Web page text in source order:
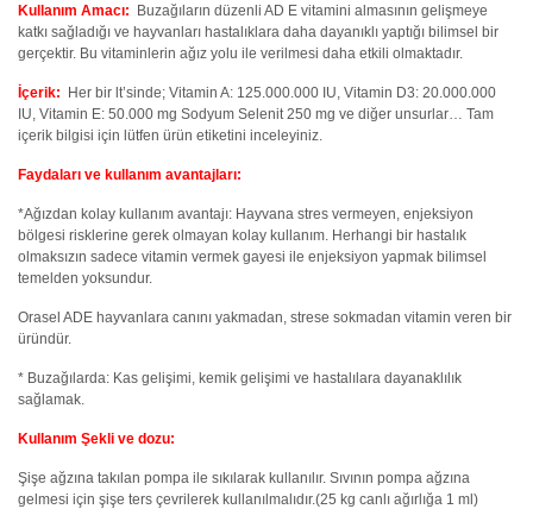
Kullanım Amacı:
Buzağıların düzenli AD E vitamini almasının gelişmeye
katkı sağladığı ve hayvanları hastalıklara daha dayanıklı yaptığı bilimsel bir
gerçektir. Bu vitaminlerin ağız yolu ile verilmesi daha etkili olmaktadır.
İçerik:
Her bir lt’sinde; Vitamin A: 125.000.000 IU, Vitamin D3: 20.000.000
IU, Vitamin E: 50.000 mg Sodyum Selenit 250 mg ve diğer unsurlar… Tam
içerik bilgisi için lütfen ürün etiketini inceleyiniz.
Faydaları ve kullanım avantajları:
*Ağızdan kolay kullanım avantajı: Hayvana stres vermeyen, enjeksiyon
bölgesi risklerine gerek olmayan kolay kullanım. Herhangi bir hastalık
olmaksızın sadece vitamin vermek gayesi ile enjeksiyon yapmak bilimsel
temelden yoksundur.
Orasel ADE hayvanlara canını yakmadan, strese sokmadan vitamin veren bir
üründür.
* Buzağılarda: Kas gelişimi, kemik gelişimi ve hastalılara dayanaklılık
sağlamak.
Kullanım Şekli ve dozu:
Şişe ağzına takılan pompa ile sıkılarak kullanılır. Sıvının pompa ağzına
gelmesi için şişe ters çevrilerek kullanılmalıdır.(25 kg canlı ağırlığa 1 ml)